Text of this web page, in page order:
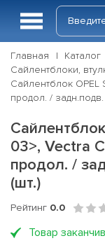
Главная Каталог
Сайлентблоки,
Сайлентблок OPEL
продол. / задн.подв.
03>, Vectra
продол. /
(шт.)
Рейтинг 0.0
Товар